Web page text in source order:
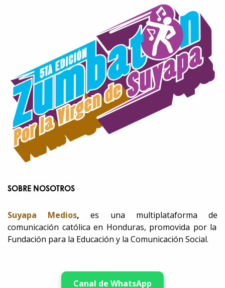
SOBRE NOSOTROS
Suyapa Medios, es una multiplataforma de
comunicación católica en Honduras, promovida por la
Fundación para la Educación y la Comunicación Social.
Canal de WhatsApp